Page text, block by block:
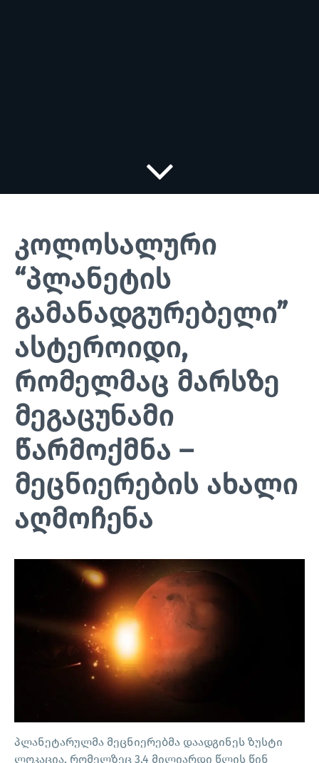
კოლოსალური
“პლანეტის
გამანადგურებელი”
ასტეროიდი,
რომელმაც მარსზე
მეგაცუნამი
წარმოქმნა –
მეცნიერების ახალი
აღმოჩენა
პლანეტარულმა მეცნიერებმა დაადგინეს ზუსტი
ლოკაცია, რომელზეც 3.4 მილიარდი წლის წინ